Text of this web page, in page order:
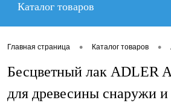
Каталог товаров
Главная страница • Каталог товаров •
Бесцветный лак ADLER
для древесины снаружи и